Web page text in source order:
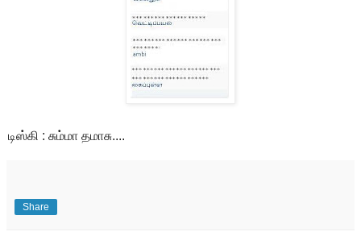
டிஸ்கி : சும்மா தமாசு....
Share